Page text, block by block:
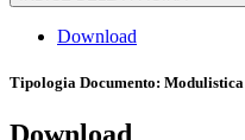
Download
Tipologia Documento: Modulistica